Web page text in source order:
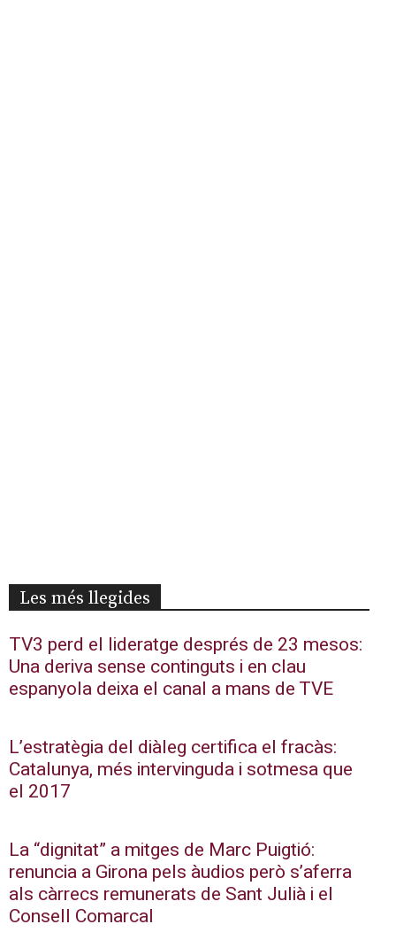
Les més llegides
TV3 perd el lideratge després de 23 mesos:
Una deriva sense continguts i en clau
espanyola deixa el canal a mans de TVE
L’estratègia del diàleg certifica el fracàs:
Catalunya, més intervinguda i sotmesa que
el 2017
La “dignitat” a mitges de Marc Puigtió:
renuncia a Girona pels àudios però s’aferra
als càrrecs remunerats de Sant Julià i el
Consell Comarcal